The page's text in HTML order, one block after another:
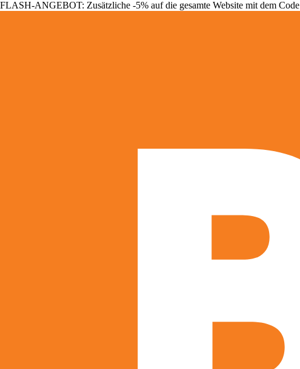
FLASH-ANGEBOT: Zusätzliche -5% auf die gesamte Website mit dem Code